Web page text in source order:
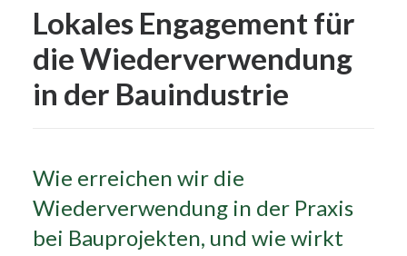
Events
Projekte
Berufsgruppen
Lokales Engagement für
die Wiederverwendung
in der Bauindustrie
Wie erreichen wir die
Wiederverwendung in der Praxis
bei Bauprojekten, und wie wirkt